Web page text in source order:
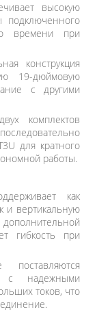
высокую
подключенного
времени при
конструкция
19-дюймовую
с другими
комплектов
для кратного
работы.
как
и вертикальную
гибкость при
с надежными
токов, что